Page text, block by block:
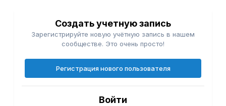
Создать учетную запись
Зарегистрируйте новую учётную запись в нашем
сообществе. Это очень просто!
Регистрация нового пользователя
Войти